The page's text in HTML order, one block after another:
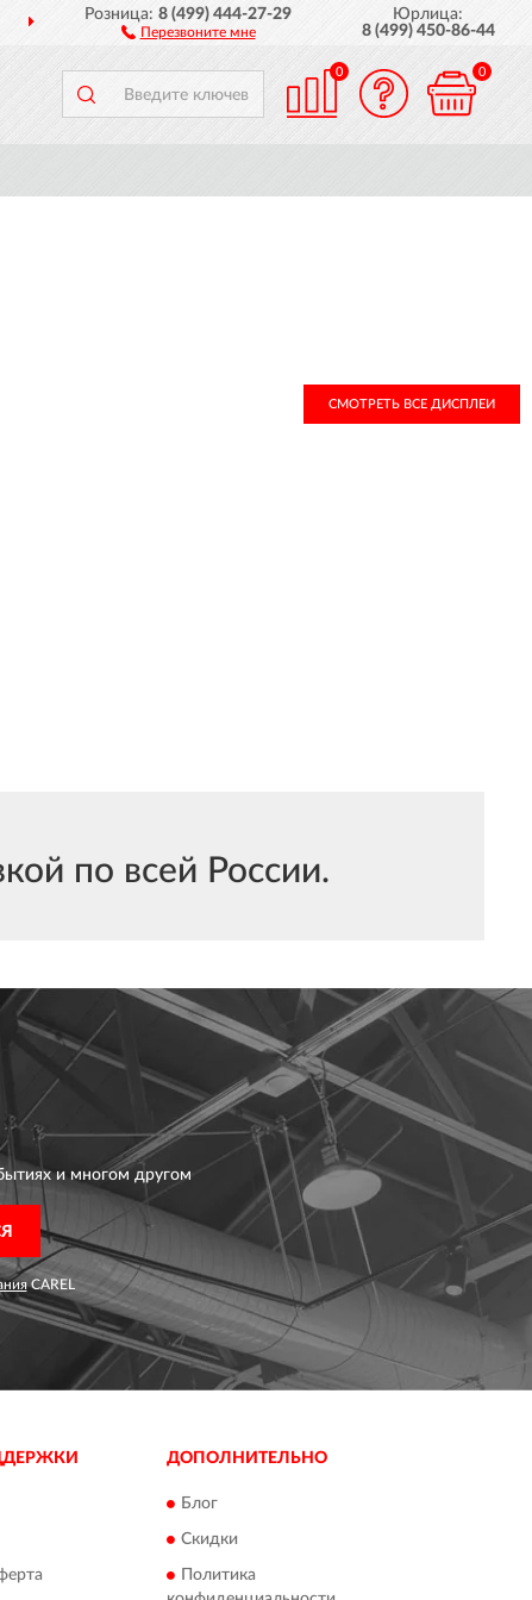
ДОСТАВИМ ПО ВСЕЙ РОССИИ
Розница:8 (499) 444-27-29
Перезвоните мне
Юрлица:
8 (499) 450-86-44
0 0
СМОТРЕТЬ ВСЕ ДИСПЛЕИ
по всей России.
и многом другом
CAREL
ДОПОЛНИТЕЛЬНО
Блог
Скидки
Политика